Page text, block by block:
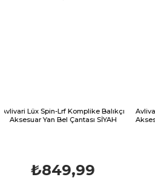
Lrf Komplike Balıkçı
Çantası SİYAH
Avlivari Lüx Spin-Lrf
Aksesuar Yan Bel